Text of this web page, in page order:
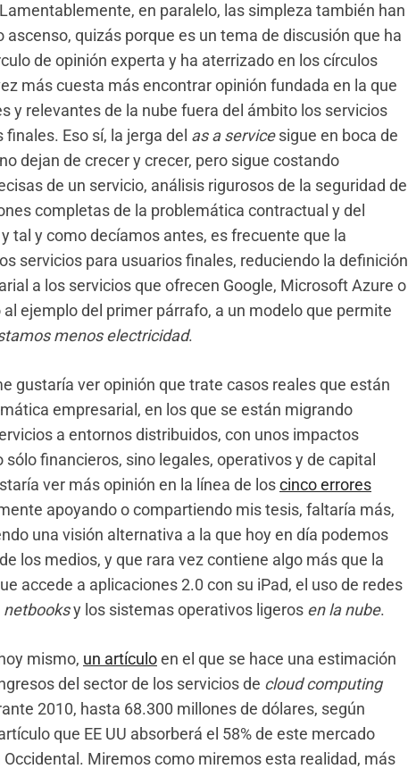
en paralelo, las simpleza también han
quizás porque es un tema de discusión que ha
de opinión experta y ha aterrizado en los círculos
más cuesta más encontrar opinión fundada en la que
y relevantes de la nube fuera del ámbito los servicios
Eso sí, la jerga del as a servicesigue en boca de
dejan de crecer y crecer, pero sigue costando
de un servicio, análisis rigurosos de la seguridad de
completas de la problemática contractual y del
tal y como decíamos antes, es frecuente que la
servicios para usuarios finales, reduciendo la definición
a los servicios que ofrecen Google, Microsoft Azure o
ejemplo del primer párrafo, a un modelo que permite
menos electricidad.
gustaría ver opinión que trate casos reales que están
empresarial, en los que se están migrando
a entornos distribuidos, con unos impactos
financieros, sino legales, operativos y de capital
ver más opinión en la línea de loscinco errores
apoyando o compartiendo mis tesis, faltaría más,
una visión alternativa a la que hoy en día podemos
los medios, y que rara vez contiene algo más que la
accede a aplicaciones 2.0 con su iPad, el uso de redes
netbooksy los sistemas operativos ligeros en la nube.
mismo, un artículoen el que se hace una estimación
del sector de los servicios de cloud computing
2010, hasta 68.300 millones de dólares, según
que EE UU absorberá el 58% de este mercado
Occidental. Miremos como miremos esta realidad, más